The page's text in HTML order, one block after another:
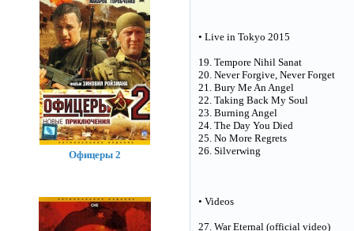
• Live in Tokyo 2015
19. Tempore Nihil Sanat
20. Never Forgive, Never Forget
21. Bury Me An Angel
22. Taking Back My Soul
23. Burning Angel
24. The Day You Died
25. No More Regrets
26. Silverwing
• Videos
27. War Eternal (official video)
Офицеры 2